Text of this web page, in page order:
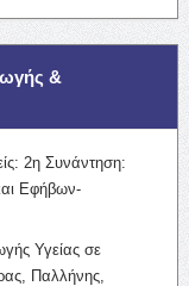
&
2η Συνάντηση:
Εφήβων-
Υγείας σε
Παλλήνης,